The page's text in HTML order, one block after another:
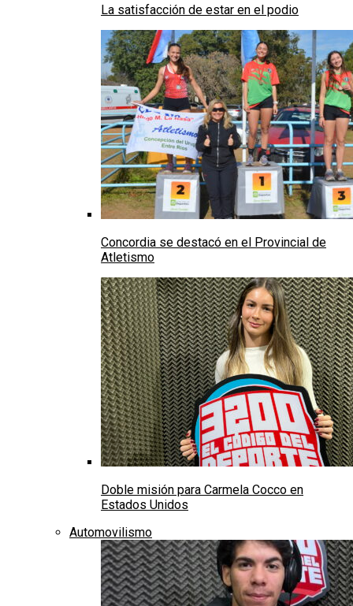
La satisfacción de estar en el podio
Concordia se destacó en el Provincial de
Atletismo
Doble misión para Carmela Cocco en
Estados Unidos
Automovilismo